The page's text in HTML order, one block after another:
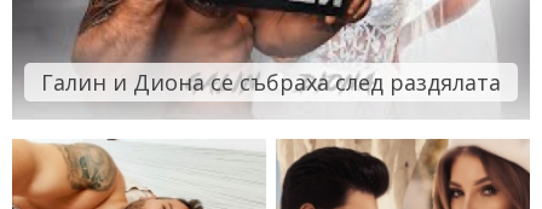
Галин и Диона се събраха след раздялата